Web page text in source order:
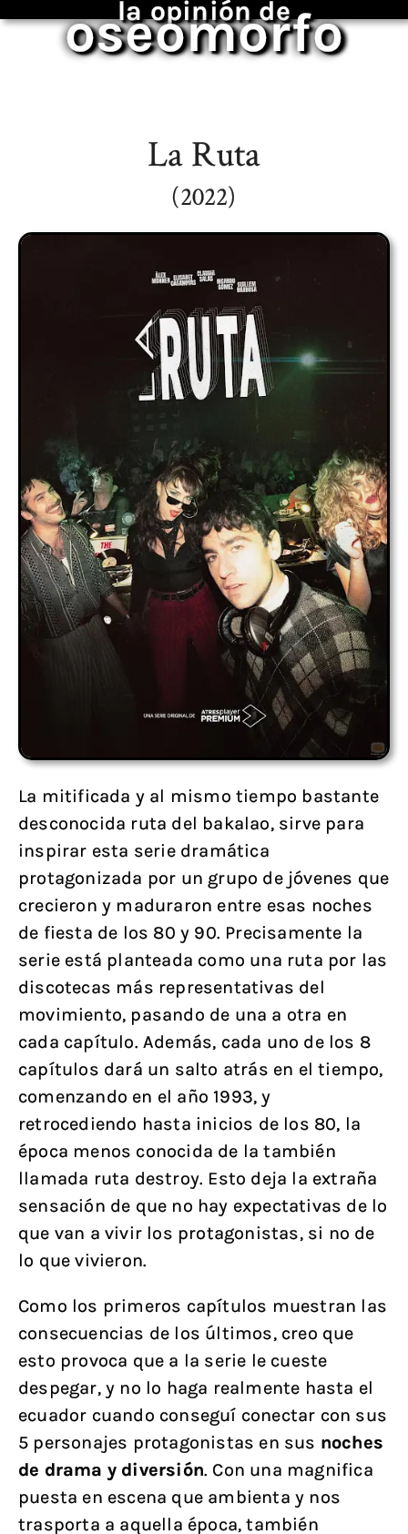
la opinión de
oseomorfo
La Ruta
(2022)
La mitificada y al mismo tiempo bastante
desconocida ruta del bakalao, sirve para
inspirar esta serie dramática
protagonizada por un grupo de jóvenes que
crecieron y maduraron entre esas noches
de fiesta de los 80 y 90. Precisamente la
serie está planteada como una ruta por las
discotecas más representativas del
movimiento, pasando de una a otra en
cada capítulo. Además, cada uno de los 8
capítulos dará un salto atrás en el tiempo,
comenzando en el año 1993, y
retrocediendo hasta inicios de los 80, la
época menos conocida de la también
llamada ruta destroy. Esto deja la extraña
sensación de que no hay expectativas de lo
que van a vivir los protagonistas, si no de
lo que vivieron.
Como los primeros capítulos muestran las
consecuencias de los últimos, creo que
esto provoca que a la serie le cueste
despegar, y no lo haga realmente hasta el
ecuador cuando conseguí conectar con sus
5 personajes protagonistas en sus noches
de drama y diversión. Con una magnifica
puesta en escena que ambienta y nos
trasporta a aquella época, también